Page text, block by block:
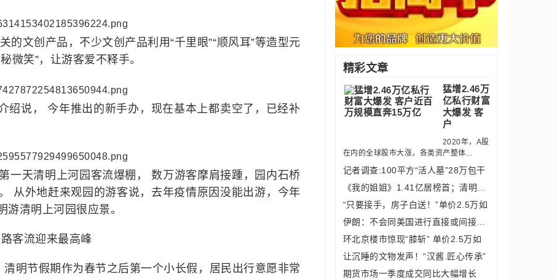
的文创产品，不少文创产品利用“千里眼”“顺风耳”等造型元
微笑”，让游客爱不释手。
绍说， 今年推出的新手办，现在基本上都卖空了，已经补
一天清明上河园客流爆棚， 数万游客摩肩接踵，园内石桥
从外地赶来观园的游客说，去年疫情原因没能出游，今年
清明上河园很应景。
客流迎来最高峰
清明节假期作为春节之后第一个小长假，居民出行意愿非常
精彩文章
猛增2.46万
亿私行财富
大爆发 客
户
2020年，A股
在内的全球股市大涨，各类资产整体...
记者调查:100平方“活人墓”28万包干
“只要接手，房子白送！”单价2.5万如
环北京楼市惊现“膝斩” 单价2.5万如
让沉睡的文物发声！“汉酱.匠心传承”
期货市场一季度成交同比大幅增长